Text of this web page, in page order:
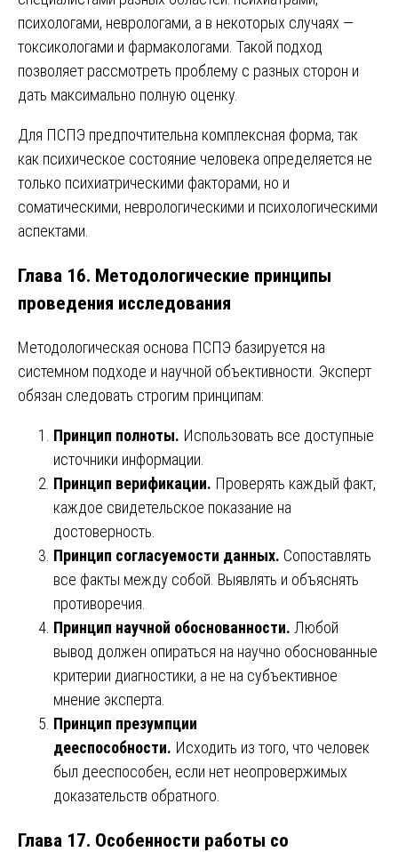
психологами, неврологами, а в некоторых случаях —
токсикологами и фармакологами. Такой подход
позволяет рассмотреть проблему с разных сторон и
дать максимально полную оценку.
Для ПСПЭ предпочтительна комплексная форма, так
как психическое состояние человека определяется не
только психиатрическими факторами, но и
соматическими, неврологическими и психологическими
аспектами.
Глава 16. Методологические принципы
проведения исследования
Методологическая основа ПСПЭ базируется на
системном подходе и научной объективности. Эксперт
обязан следовать строгим принципам:
Принцип полноты. Использовать все доступные
источники информации.
Принцип верификации. Проверять каждый факт,
каждое свидетельское показание на
достоверность.
Принцип согласуемости данных. Сопоставлять
все факты между собой. Выявлять и объяснять
противоречия.
Принцип научной обоснованности. Любой
вывод должен опираться на научно обоснованные
критерии диагностики, а не на субъективное
мнение эксперта.
Принцип презумпции
дееспособности. Исходить из того, что человек
был дееспособен, если нет неопровержимых
доказательств обратного.
Глава 17. Особенности работы со